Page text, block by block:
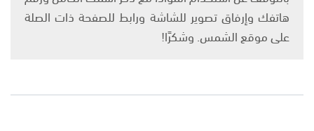
هاتفك وإرفاق تصوير للشاشة ورابط للصفحة ذات الصلة
على موقع الشمس. وشكرًا!